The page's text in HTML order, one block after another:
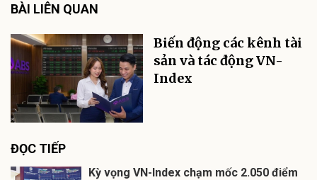
BÀI LIÊN QUAN
Biến động các kênh tài
sản và tác động VN-
Index
ĐỌC TIẾP
Kỳ vọng VN-Index chạm mốc 2.050 điểm